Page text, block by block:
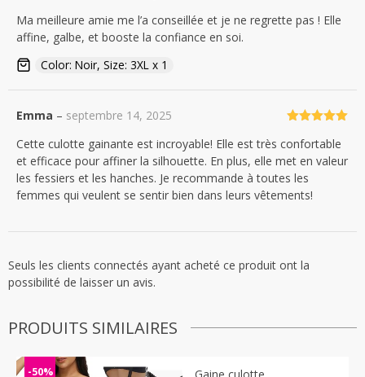
5
Ma meilleure amie me l’a conseillée et je ne regrette pas ! Elle
affine, galbe, et booste la confiance en soi.
Color: Noir, Size: 3XL x 1
5
Emma – septembre 14, 2025
Cette culotte gainante est incroyable! Elle est très confortable
et efficace pour affiner la silhouette. En plus, elle met en valeur
les fessiers et les hanches. Je recommande à toutes les
femmes qui veulent se sentir bien dans leurs vêtements!
Seuls les clients connectés ayant acheté ce produit ont la
possibilité de laisser un avis.
PRODUITS SIMILAIRES
-50% Gaine culotte